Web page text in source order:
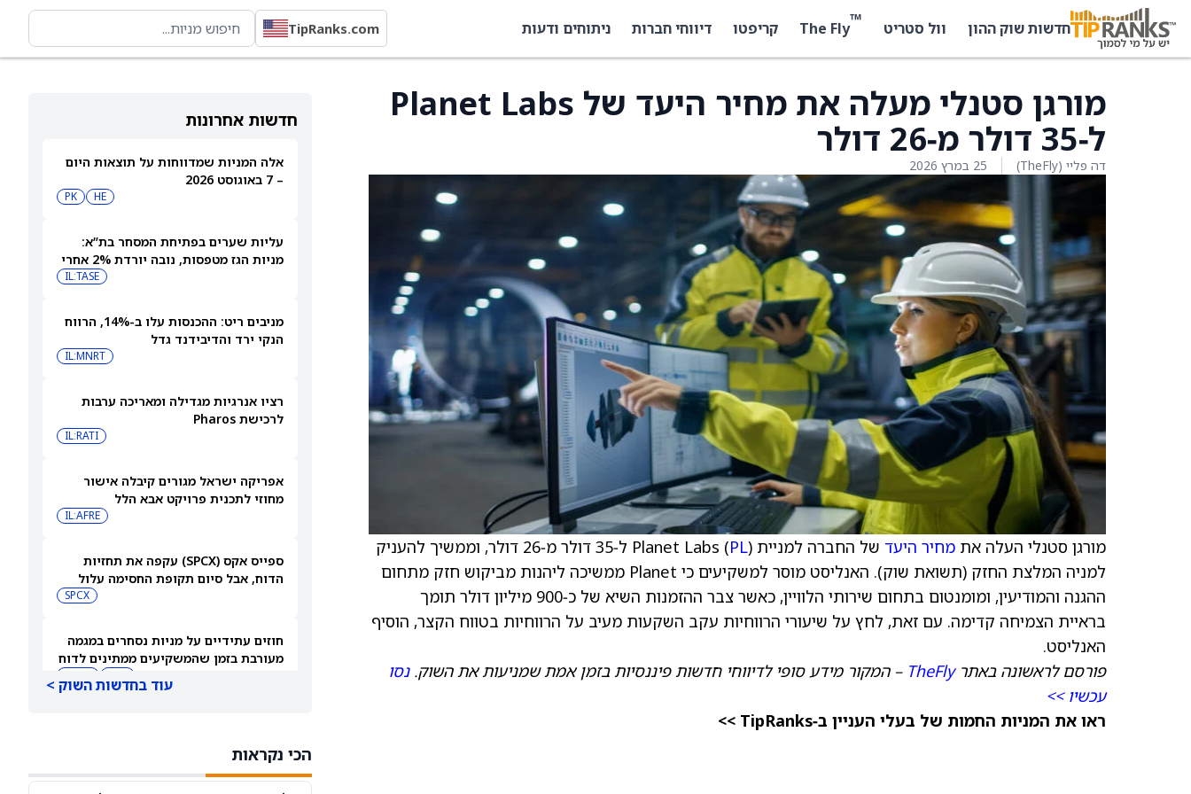
חדשות שוק ההון וול סטריט ™
The Fly קריפטו דיווחי חברות ניתוחים ודעות TipRanks.com
חדשות אחרונות
אלה המניות שמדווחות על תוצאות היום
– 7 באוגוסט 2026
HE
PK
עליות שערים בפתיחת המסחר בת”א:
מניות הגז מטפסות, נובה יורדת 2% אחרי
IL:TASE
מניבים ריט: ההכנסות עלו ב-14%, הרווח
הנקי ירד והדיבידנד גדל
IL:MNRT
רציו אנרגיות מגדילה ומאריכה ערבות
לרכישת Pharos
IL:RATI
אפריקה ישראל מגורים קיבלה אישור
מחוזי לתכנית פרויקט אבא הלל
IL:AFRE
ספייס אקס (SPCX) עקפה את תחזיות
הדוח, אבל סיום תקופת החסימה עלול
SPCX
חוזים עתידיים על מניות נסחרים במגמה
מעורבת בזמן שהמשקיעים ממתינים לדוח
עוד בחדשות השוק >
הכי נקראות
מורגן סטנלי מעלה את מחיר היעד של Planet Labs
ל‑35 דולר מ‑26 דולר
דה פליי (TheFly) 25 במרץ 2026
מורגן סטנלי העלה את מחיר היעד של החברה למניית Planet Labs ( PL
) ל‑35 דולר מ‑26 דולר, וממשיך להעניק
למניה המלצת החזק (תשואת שוק). האנליסט מוסר למשקיעים כי Planet ממשיכה ליהנות מביקוש חזק מתחום
ההגנה והמודיעין, ומומנטום בתחום שירותי הלוויין, כאשר צבר ההזמנות השיא של כ‑900 מיליון דולר תומך
בראיית הצמיחה קדימה. עם זאת, לחץ על שיעורי הרווחיות עקב השקעות מעיב על הרווחיות בטווח הקצר, הוסיף
האנליסט.
פורסם לראשונה באתרTheFly – המקור מידע סופי לדיווחי חדשות פיננסיות בזמן אמת שמניעות את השוק.נסו
עכשיו >>
ראו את המניות החמות של בעלי העניין ב‑TipRanks >>